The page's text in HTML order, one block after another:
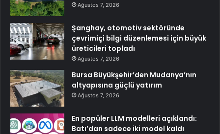
Ağustos 7, 2026
Şanghay, otomotiv sektöründe
çevrimiçi bilgi düzenlemesi için büyük
üreticileri topladı
Ağustos 7, 2026
Bursa Büyükşehir’den Mudanya’nın
altyapısına güçlü yatırım
Ağustos 7, 2026
En popüler LLM modelleri açıklandı:
Batı’dan sadece iki model kaldı